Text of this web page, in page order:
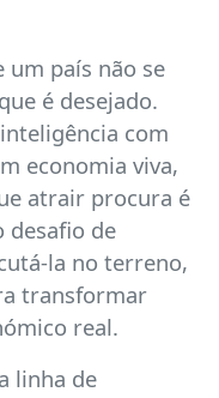
país não se
é desejado.
com
economia viva,
atrair procura é
desafio de
la no terreno,
transformar
real.
linha de